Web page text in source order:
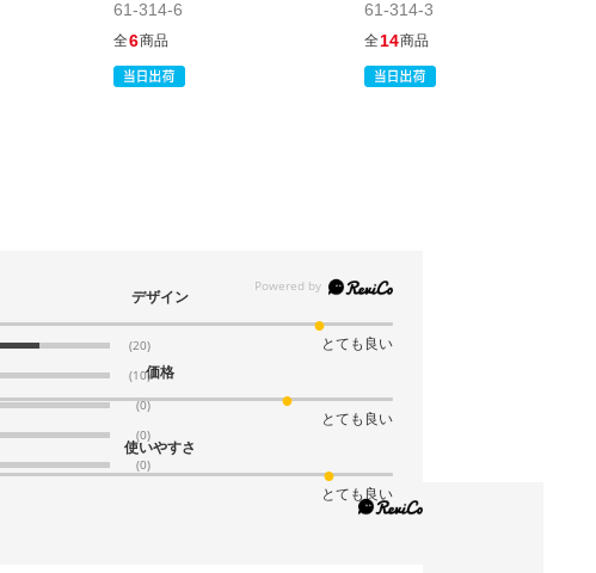
税抜 ￥1,000 /単価
￥22.00
(11). 32×11.5×40cm(50枚)
￥25.08
￥1,254
当日出荷
61-314-6
全6商品
61-314-3
全14商品
(20)
(10)
(0)
(0)
(0)
デザイン
とても良い
価格
とても良い
使いやすさ
とても良い